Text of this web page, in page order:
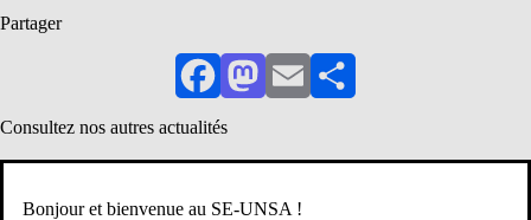
Partager
FacebookMastodon
EmailPartager
Consultez nos autres actualités
1er degré, 2d degré, CAPPEI
juillet 9, 2026 |AIN, LOIRE, RHONE
Bonjour et bienvenue au SE-UNSA !